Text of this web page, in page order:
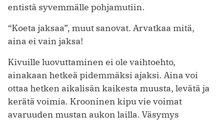
entistä syvemmälle pohjamutiin.
“Koeta jaksaa”, muut sanovat. Arvatkaa mitä,
aina ei vain jaksa!
Kivuille luovuttaminen ei ole vaihtoehto,
ainakaan hetkeä pidemmäksi ajaksi. Aina voi
ottaa hetken aikalisän kaikesta muusta, levätä ja
kerätä voimia. Krooninen kipu vie voimat
avaruuden mustan aukon lailla. Väsymys